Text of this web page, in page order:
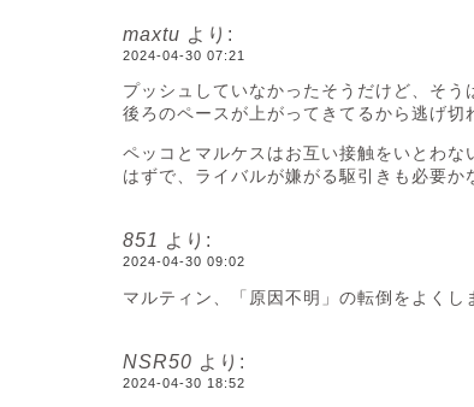
maxtu より:
2024-04-30 07:21
プッシュしていなかったそうだけど、そう
後ろのペースが上がってきてるから逃げ
ペッコとマルケスはお互い接触をいとわ
はずで、ライバルが嫌がる駆引きも必要か
851 より:
2024-04-30 09:02
マルティン、「原因不明」の転倒をよくし
NSR50 より:
2024-04-30 18:52